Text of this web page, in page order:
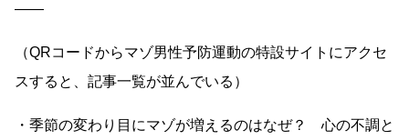
――
（QRコードからマゾ男性予防運動の特設サイトにアクセ
スすると、記事一覧が並んでいる）
・季節の変わり目にマゾが増えるのはなぜ？ 心の不調と